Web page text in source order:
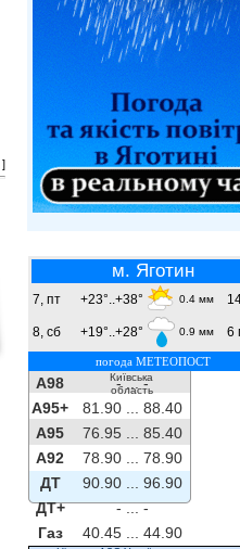
]
м. Яготин
7, пт +23°..+38° 0.4 мм
8, сб +19°..+28° 0.9 мм 6
погода МЕТЕОПОСТ
Київська
область
A98 - ...-
A95+
81.90 ...
88.40
A95
76.95 ...
85.40
A92
78.90 ...
78.90
ДТ
90.90 ...
96.90
ДТ+
- ...-
Газ
40.45 ... 44.90